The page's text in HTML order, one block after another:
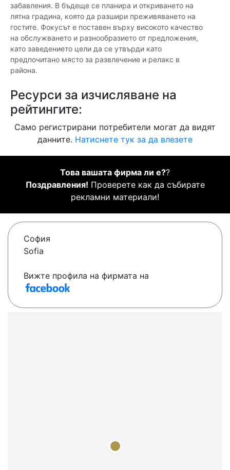
забавления. В бъдеще се планира и откриването на
лятна градина, която да разшири преживяването на
гостите. Фокусът е поставен върху високото качество
на обслужването и разнообразието от предложения,
като заведението цели да се утвърди като
предпочитано място за развлечение и релакс в
района.
Ресурси за изчисляване на
рейтингите:
Само регистрирани потребители могат да видят
данните. Натиснете тук за да влезете
Това вашата фирма ли е??
Поздравления! Проверете как да събирате
рекламни материали!
София
Sofia
Вижте профила на фирмата на